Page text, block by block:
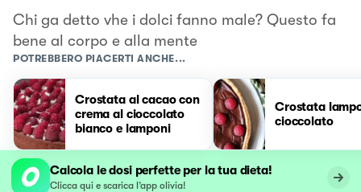
Chi ga detto vhe i dolci fanno male? Questo fa
bene al corpo e alla mente
POTREBBERO PIACERTI ANCHE...
Crostata al cacao con
crema al cioccolato
bianco e lamponi
Crostata
cioccolato
Calcola le dosi perfette per la tua dieta!
Clicca qui e scarica l’app olivia!